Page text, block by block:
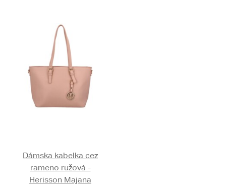
Dámska kabelka cez
rameno ružová -
Herisson Majana